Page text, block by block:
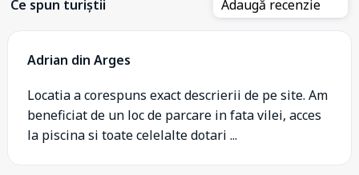
Ce spun turiștii Adaugă recenzie
Adrian din Arges
Locatia a corespuns exact descrierii de pe site. Am
beneficiat de un loc de parcare in fata vilei, acces
la piscina si toate celelalte dotari ...